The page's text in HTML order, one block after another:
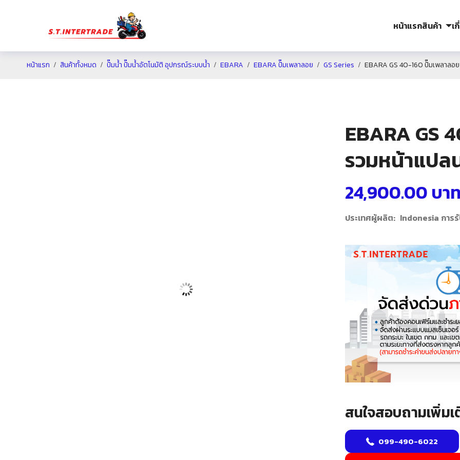
หน้าแรกสินค้า เ
หน้าแรก สินค้าทั้งหมด ปั๊มน้ำ ปั๊มน้ำอัตโนมัติ อุปกรณ์ระบบน้ำ EBARA EBARA ปั๊มเพลาลอย GS Series EBARA GS 40-160 ปั๊มเพลาลอ
EBARA GS
รวมหน้าแปล
24,900.00 บา
ประเทศผู้ผลิต: Indonesia การ
สนใจสอบถามเพิ่ม
099-490-6022